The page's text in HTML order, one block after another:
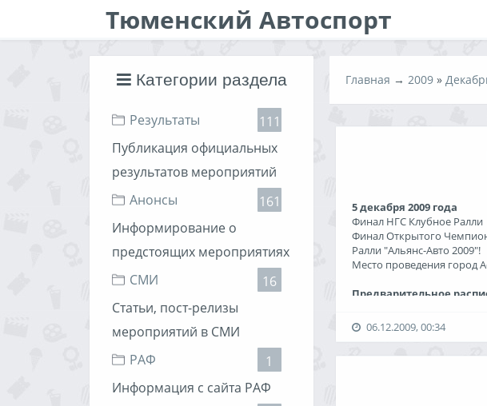
Тюменский Автоспорт
Категории раздела
Результаты
111
Публикация официальных
результатов мероприятий
Анонсы
161
Информирование о
предстоящих мероприятиях
СМИ
16
Статьи, пост-релизы
мероприятий в СМИ
РАФ
1
Информация с сайта РАФ
Главная → 2009 »
5 декабря 2009 года
Финал НГС Клубное Ралли
Финал Открытого
Ралли "Альянс-Авто 2009"!
Место проведения город
Предварительное
29 ноября, воскресенье -
30 ноября, понедельник -
05 декабря, суббота -
06.12.2009, 00:34